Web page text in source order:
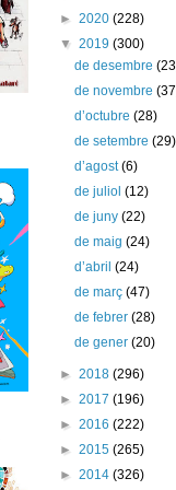
► 2020 (228)
▼ 2019 (300)
de desembre
de novembre
d’octubre(28)
de setembre(29)
d’agost(6)
de juliol(12)
de juny(22)
de maig(24)
d’abril(24)
de març(47)
de febrer(28)
de gener(20)
► 2018 (296)
► 2017 (196)
► 2016 (222)
► 2015 (265)
► 2014 (326)